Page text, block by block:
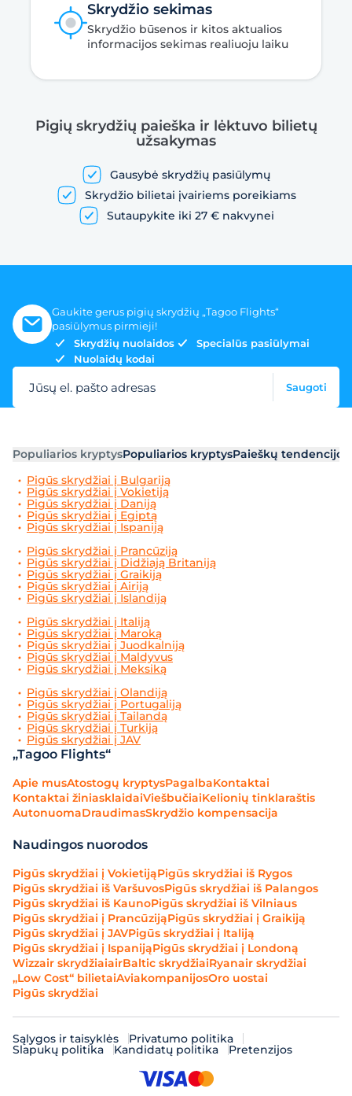
Skrydžio sekimas
Skrydžio būsenos ir kitos aktualios
informacijos sekimas realiuoju laiku
Pigių skrydžių paieška ir lėktuvo bilietų
užsakymas
Gausybė skrydžių pasiūlymų
Skrydžio bilietai įvairiems poreikiams
Sutaupykite iki 27 € nakvynei
Gaukite gerus pigių skrydžių „Tagoo Flights“
pasiūlymus pirmieji!
Skrydžių nuolaidos
Specialūs pasiūlymai
Nuolaidų kodai
Jūsų el. pašto adresas Saugoti
Populiarios kryptysPopuliarios kryptysPaieškų tendencijos
Pigūs skrydžiai į Bulgariją
Pigūs skrydžiai į Vokietiją
Pigūs skrydžiai į Daniją
Pigūs skrydžiai į Egiptą
Pigūs skrydžiai į Ispaniją
Pigūs skrydžiai į Prancūziją
Pigūs skrydžiai į Didžiają Britaniją
Pigūs skrydžiai į Graikiją
Pigūs skrydžiai į Airiją
Pigūs skrydžiai į Islandiją
Pigūs skrydžiai į Italiją
Pigūs skrydžiai į Maroką
Pigūs skrydžiai į Juodkalniją
Pigūs skrydžiai į Maldyvus
Pigūs skrydžiai į Meksiką
Pigūs skrydžiai į Olandiją
Pigūs skrydžiai į Portugaliją
Pigūs skrydžiai į Tailandą
Pigūs skrydžiai į Turkiją
Pigūs skrydžiai į JAV
„Tagoo Flights“
Apie musAtostogų kryptysPagalbaKontaktai
Kontaktai žiniasklaidaiViešbučiaiKelionių tinklaraštis
AutonuomaDraudimasSkrydžio kompensacija
Naudingos nuorodos
Pigūs skrydžiai į VokietijąPigūs skrydžiai iš Rygos
Pigūs skrydžiai iš VaršuvosPigūs skrydžiai iš Palangos
Pigūs skrydžiai iš KaunoPigūs skrydžiai iš Vilniaus
Pigūs skrydžiai į PrancūzijąPigūs skrydžiai į Graikiją
Pigūs skrydžiai į JAVPigūs skrydžiai į Italiją
Pigūs skrydžiai į IspanijąPigūs skrydžiai į Londoną
Wizzair skrydžiaiairBaltic skrydžiaiRyanair skrydžiai
„Low Cost“ bilietaiAviakompanijosOro uostai
Pigūs skrydžiai
Sąlygos ir taisyklės Privatumo politika
Slapukų politika Kandidatų politika Pretenzijos